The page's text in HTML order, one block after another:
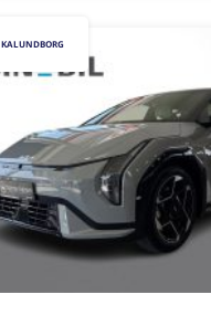
KALUNDBORG